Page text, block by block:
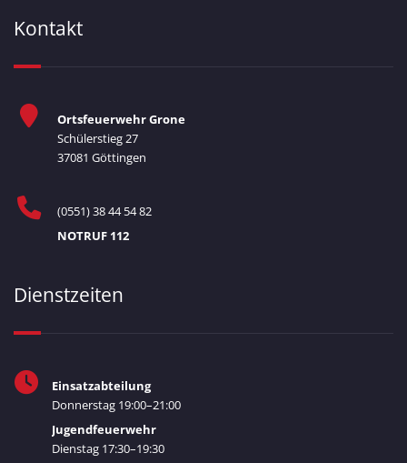
Kontakt
Ortsfeuerwehr Grone
Schülerstieg 27
37081 Göttingen
(0551) 38 44 54 82
NOTRUF 112
Dienstzeiten
Einsatzabteilung
Donnerstag 19:00–21:00
Jugendfeuerwehr
Dienstag 17:30–19:30